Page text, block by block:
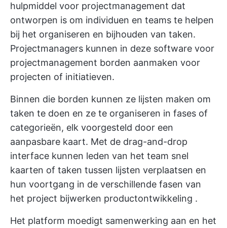
hulpmiddel voor projectmanagement dat
ontworpen is om individuen en teams te helpen
bij het organiseren en bijhouden van taken.
Projectmanagers kunnen in deze software voor
projectmanagement borden aanmaken voor
projecten of initiatieven.
Binnen die borden kunnen ze lijsten maken om
taken te doen en ze te organiseren in fases of
categorieën, elk voorgesteld door een
aanpasbare kaart. Met de drag-and-drop
interface kunnen leden van het team snel
kaarten of taken tussen lijsten verplaatsen en
hun voortgang in de verschillende fasen van
het project bijwerken productontwikkeling .
Het platform moedigt samenwerking aan en het